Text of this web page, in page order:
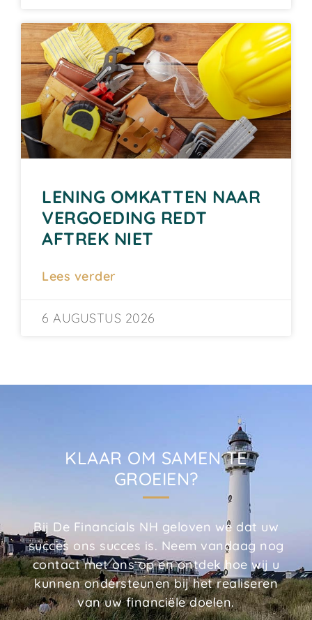
LENING OMKATTEN NAAR
VERGOEDING REDT
AFTREK NIET
Lees verder
6 AUGUSTUS 2026
KLAAR OM SAMEN TE
GROEIEN?
Bij De Financials NH geloven we dat uw
succes ons succes is. Neem vandaag nog
contact met ons op en ontdek hoe wij u
kunnen ondersteunen bij het realiseren
van uw financiële doelen.